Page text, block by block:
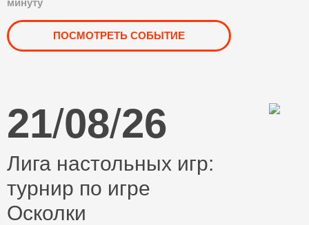
минуту
ПОСМОТРЕТЬ СОБЫТИЕ
21/08/26
Лига настольных игр:
турнир по игре
Осколки